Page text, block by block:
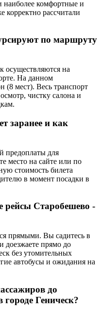
наиболее комфортные и
корректно рассчитали
по маршруту
осуществляются на
На данном
мест). Весь транспорт
чистку салона и
заранее и как
предоплаты для
место на сайте или по
стоимость билета
в момент посадки в
рейсы Старобешево -
прямыми. Вы садитесь в
доезжаете прямо до
без утомительных
автобусы и ожидания на
до
Геническ?